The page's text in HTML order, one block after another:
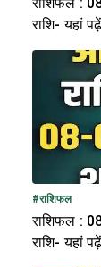
राशि- यहां पढ़ें
#राशिफल
राशिफल :
राशि- यहां पढ़ें